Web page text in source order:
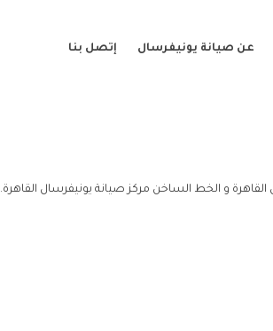
عن صيانة يونيفرسال إتصل بنا
و الخط الساخن مركز صيانة يونيفرسال القاهرة.